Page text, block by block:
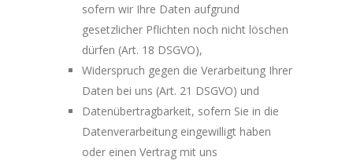
sofern wir Ihre Daten aufgrund
gesetzlicher Pflichten noch nicht löschen
dürfen (Art. 18 DSGVO),
Widerspruch gegen die Verarbeitung Ihrer
Daten bei uns (Art. 21 DSGVO) und
Datenübertragbarkeit, sofern Sie in die
Datenverarbeitung eingewilligt haben
oder einen Vertrag mit uns